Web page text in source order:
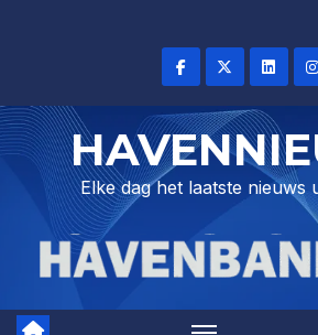
Elke dag het laatste nieuws